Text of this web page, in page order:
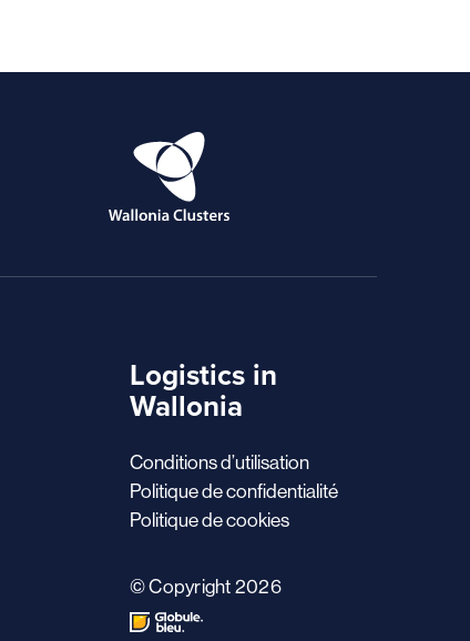
Logistics in
Wallonia
Conditions d’utilisation
Politique de confidentialité
Politique de cookies
© Copyright 2026